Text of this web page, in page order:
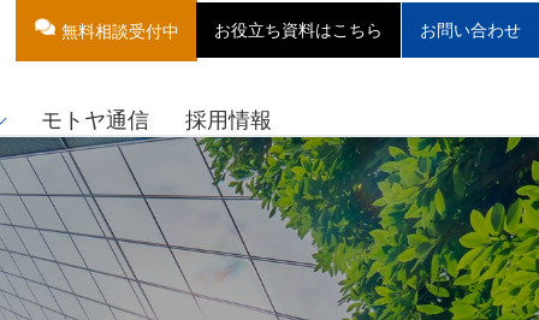
無料相談受付中 お役立ち資料はこちら お問い合わせ
モトヤ通信 採用情報